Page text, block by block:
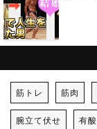
筋トレ 筋肉
腕立て伏せ 有